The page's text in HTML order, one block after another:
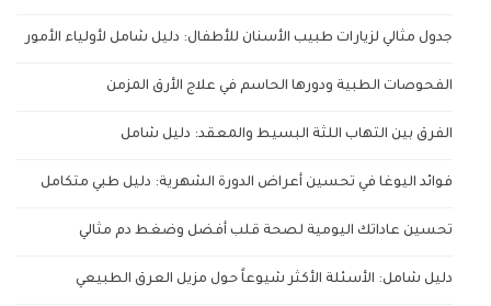
جدول مثالي لزيارات طبيب الأسنان للأطفال: دليل شامل لأولياء الأمور
الفحوصات الطبية ودورها الحاسم في علاج الأرق المزمن
الفرق بين التهاب اللثة البسيط والمعقد: دليل شامل
فوائد اليوغا في تحسين أعراض الدورة الشهرية: دليل طبي متكامل
تحسين عاداتك اليومية لصحة قلب أفضل وضغط دم مثالي
دليل شامل: الأسئلة الأكثر شيوعاً حول مزيل العرق الطبيعي